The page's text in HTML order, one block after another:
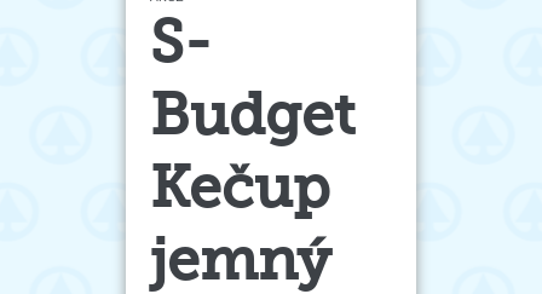
S-
Budget
Kečup
jemný